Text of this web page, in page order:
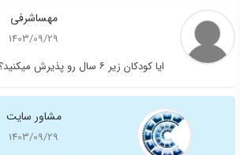
مهساشرفی
1403/09/29
ایا کودکان زیر ۶ سال رو پذیرش میکنید؟
مشاور سایت
1403/09/29